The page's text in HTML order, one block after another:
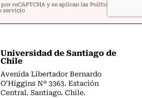
Universidad de Santiago de
Chile
Avenida Libertador Bernardo
O’Higgins Nº 3363. Estación
Central. Santiago. Chile.